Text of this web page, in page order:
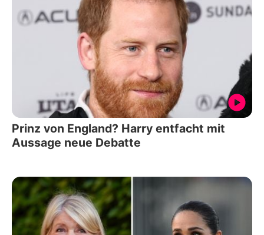
Prinz von England? Harry entfacht mit
Aussage neue Debatte